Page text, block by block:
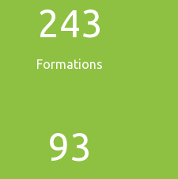
243
Formations
93